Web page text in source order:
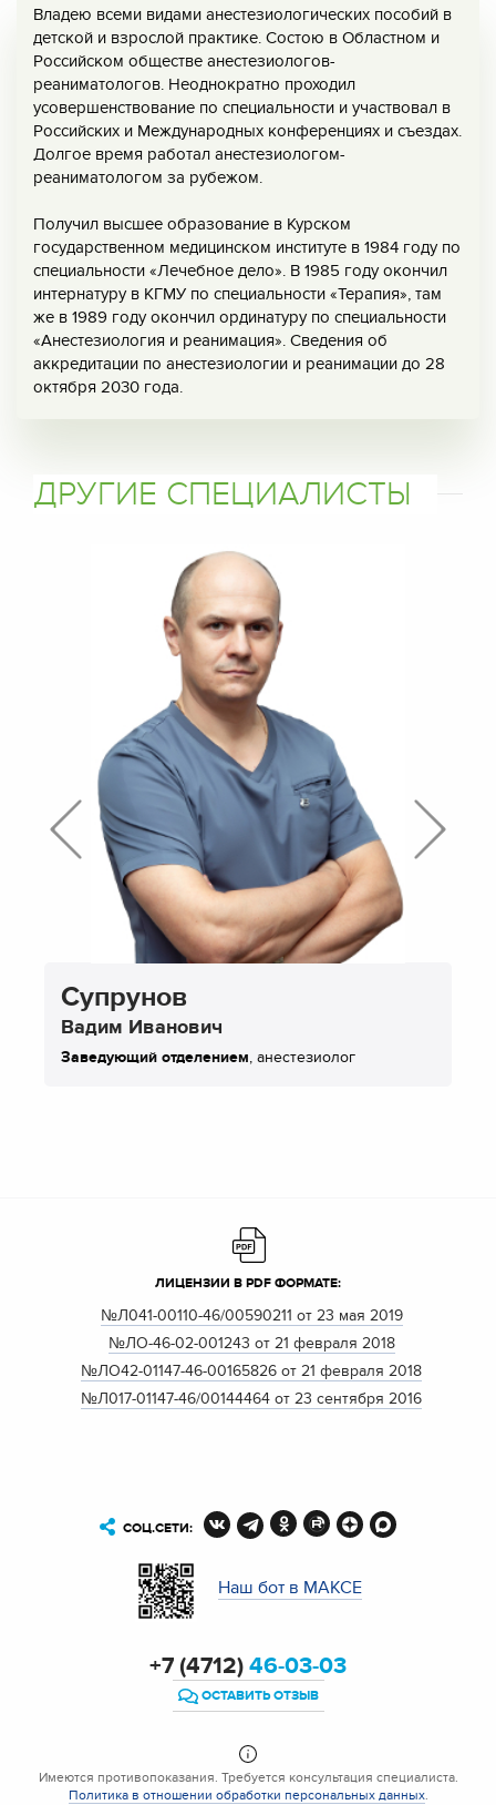
Владею всеми видами анестезиологических пособий в
детской и взрослой практике. Состою в Областном и
Российском обществе анестезиологов-
реаниматологов. Неоднократно проходил
усовершенствование по специальности и участвовал в
Российских и Международных конференциях и съездах.
Долгое время работал анестезиологом-
реаниматологом за рубежом.
Получил высшее образование в Курском
государственном медицинском институте в 1984 году по
специальности «Лечебное дело». В 1985 году окончил
интернатуру в КГМУ по специальности «Терапия», там
же в 1989 году окончил ординатуру по специальности
«Анестезиология и реанимация». Сведения об
аккредитации по анестезиологии и реанимации до 28
октября 2030 года.
ДРУГИЕ СПЕЦИАЛИСТЫ
Супрунов
Вадим Иванович
Заведующий отделением, анестезиолог
ЛИЦЕНЗИИ В PDF ФОРМАТЕ:
№Л041-00110-46/00590211 от 23 мая 2019
№ЛО-46-02-001243 от 21 февраля 2018
№ЛО42-01147-46-00165826 от 21 февраля 2018
№Л017-01147-46/00144464 от 23 сентября 2016
СОЦ.СЕТИ:
Наш бот в МАКСЕ
+7 (4712)46-03-03
ОСТАВИТЬ ОТЗЫВ
Имеются противопоказания. Требуется консультация специалиста.
Политика в отношении обработки персональных данных.